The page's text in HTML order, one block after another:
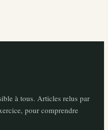
à tous. Articles relus par
pour comprendre